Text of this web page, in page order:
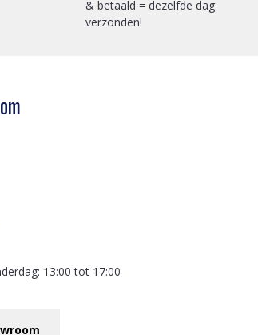
& betaald = dezelfde dag
verzonden!
13:00 tot 17:00